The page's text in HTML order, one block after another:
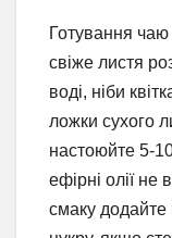
Готування
свіже листя
воді, ніби
ложки сухого
настоюйте 5-
ефірні олії
смаку